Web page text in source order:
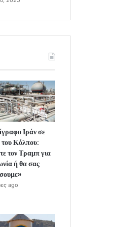
Ιράν σε
Κόλπου:
τον Τραμπ για
ή θα σας
ago